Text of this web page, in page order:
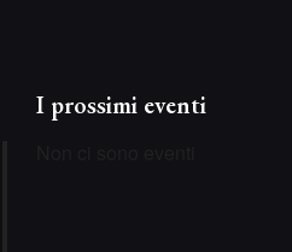
I prossimi eventi